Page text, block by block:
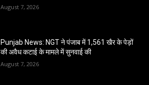
August 7, 2026
Punjab News: NGT ने पंजाब में 1,561 खैर के पेड़ों
की अवैध कटाई के मामले में सुनवाई की
August 7, 2026